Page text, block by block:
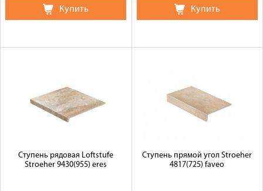
Купить Купить
Ступень рядовая Loftstufe
Stroeher 9430(955) eres
Ступень прямой угол Stroeher
4817(725) faveo